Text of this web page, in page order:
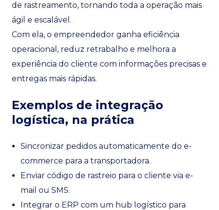
de rastreamento, tornando toda a operação mais
ágil e escalável.
Com ela, o empreendedor ganha eficiência
operacional, reduz retrabalho e melhora a
experiência do cliente com informações precisas e
entregas mais rápidas.
Exemplos de integração
logística, na prática
Sincronizar pedidos automaticamente do e-
commerce para a transportadora.
Enviar código de rastreio para o cliente via e-
mail ou SMS.
Integrar o ERP com um hub logístico para